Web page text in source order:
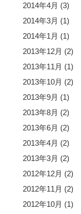
2014年4月 (3)
2014年3月 (1)
2014年1月 (1)
2013年12月 (2)
2013年11月 (1)
2013年10月 (2)
2013年9月 (1)
2013年8月 (2)
2013年6月 (2)
2013年4月 (2)
2013年3月 (2)
2012年12月 (2)
2012年11月 (2)
2012年10月 (1)